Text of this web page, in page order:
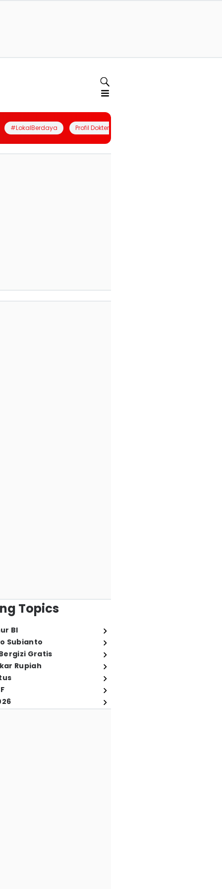
#LokalBerdaya Profil Dokter
Topics
BI
Subianto
Gratis
Rupiah